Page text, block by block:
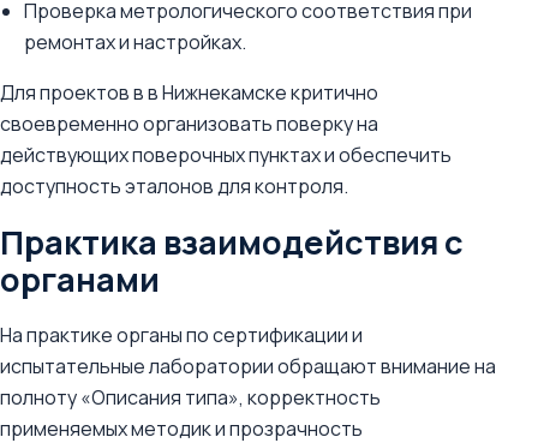
Проверка метрологического соответствия при
ремонтах и настройках.
Для проектов в в Нижнекамске критично
своевременно организовать поверку на
действующих поверочных пунктах и обеспечить
доступность эталонов для контроля.
Практика взаимодействия с
органами
На практике органы по сертификации и
испытательные лаборатории обращают внимание на
полноту «Описания типа», корректность
применяемых методик и прозрачность